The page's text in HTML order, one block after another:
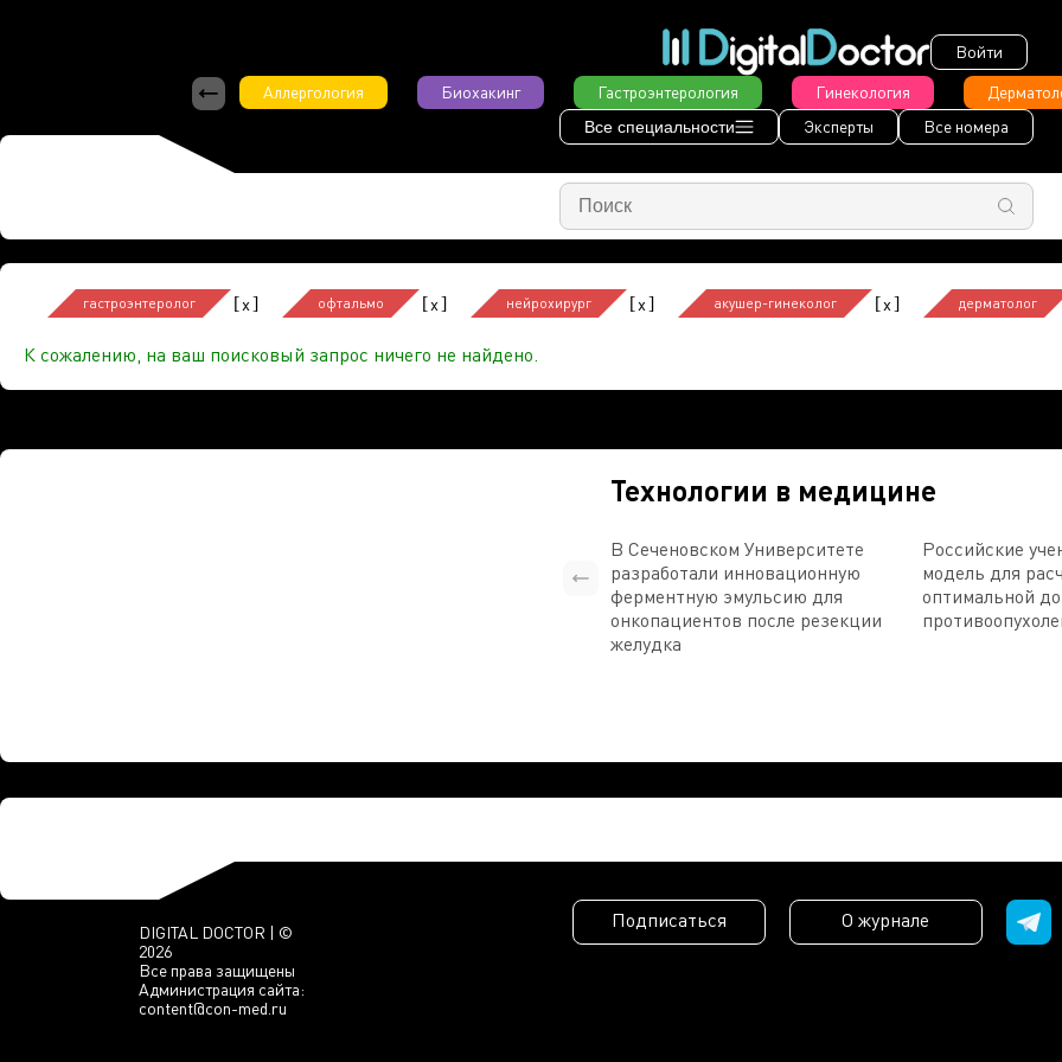
Войти
Аллергология
Биохакинг Гастроэнтерология Гинекология
Все специальности Эксперты Все номера
гастроэнтеролог [x] офтальмо [x] нейрохирург [x] акушер-гинеколог [x] дерматолог
К сожалению, на ваш поисковый запрос ничего не найдено.
Технологии в медицине
В Сеченовском Университете
разработали инновационную
ферментную эмульсию для
онкопациентов после резекции
желудка
Российские
модель для
оптимальной
DIGITAL DOCTOR | ©
2026
Все права защищены
Администрация сайта:
content@con-med.ru
Подписаться О журнале